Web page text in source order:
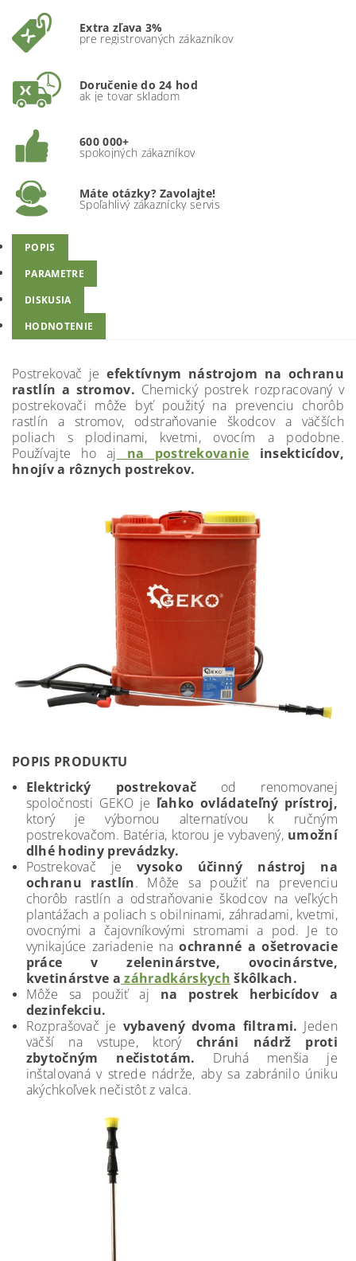
Extra zľava 3%
pre registrovaných zákazníkov
Doručenie do 24 hod
ak je tovar skladom
600 000+
spokojných zákazníkov
Máte otázky? Zavolajte!
Spoľahlivý zákaznícky servis
POPIS
PARAMETRE
DISKUSIA
HODNOTENIE
Postrekovač jeefektívnym nástrojom na ochranu
rastlín a stromov. Chemický postrek rozpracovaný v
postrekovači môže byť použitý na prevenciu chorôb
rastlín a stromov, odstraňovanie škodcov a väčších
poliach s plodinami, kvetmi, ovocím a podobne.
Používajte ho aj na postrekovanie insekticídov,
hnojív a rôznych postrekov.
POPIS PRODUKTU
Elektrický postrekovač od renomovanej
spoločnosti GEKO je ľahko ovládateľný prístroj,
ktorý je výbornou alternatívou k ručným
postrekovačom. Batéria, ktorou je vybavený, umožní
dlhé hodiny prevádzky.
Postrekovač je vysoko účinný nástroj na
ochranu rastlín. Môže sa použiť na prevenciu
chorôb rastlín a odstraňovanie škodcov na veľkých
plantážach a poliach s obilninami, záhradami, kvetmi,
ovocnými a čajovníkovými stromami a pod. Je to
vynikajúce zariadenie naochranné a ošetrovacie
práce v zeleninárstve, ovocinárstve,
kvetinárstve a záhradkárskych škôlkach.
Môže sa použiť aj na postrek herbicídov a
dezinfekciu.
Rozprašovač je vybavený dvoma filtrami. Jeden
väčší na vstupe, ktorý chráni nádrž proti
zbytočným nečistotám. Druhá menšia je
inštalovaná v strede nádrže, aby sa zabránilo úniku
akýchkoľvek nečistôt z valca.